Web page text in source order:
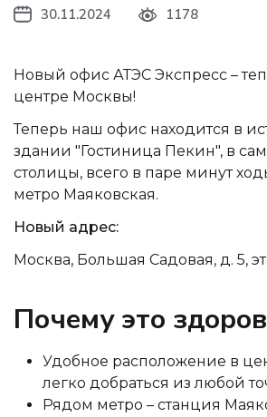
30.11.2024 1178
Новый офис АТЭС Экспресс –
центре Москвы!
Теперь наш офис находится в
здании "Гостиница Пекин", в
столицы, всего в паре минут
метро Маяковская.
Новый адрес:
Москва, Большая Садовая, д. 5,
Почему это
Удобное расположение в
легко добраться из любой
Рядом метро – станция